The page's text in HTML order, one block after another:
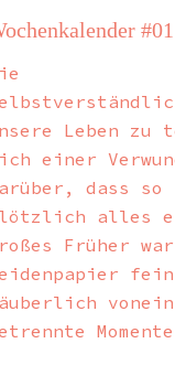
#01
Leben zu
einer
dass so
alles
Früher
fein